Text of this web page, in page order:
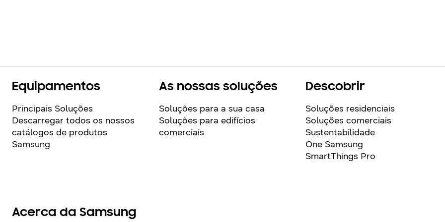
Equipamentos
Principais Soluções
Descarregar todos os nossos
catálogos de produtos
Samsung
As nossas soluções
Soluções para a sua casa
Soluções para edifícios
comerciais
Descobrir
Soluções residenciais
Soluções comerciais
Sustentabilidade
One Samsung
SmartThings Pro
Acerca da Samsung